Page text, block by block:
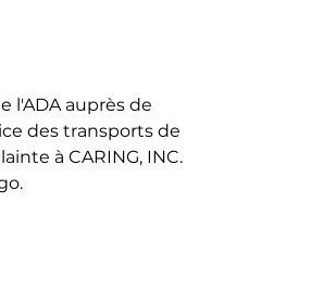
l'ADA auprès de
des transports de
à CARING, INC.